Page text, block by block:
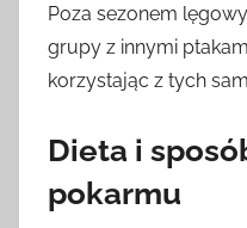
Poza sezonem
grupy z innymi
korzystając z tych
Dieta i
pokarmu